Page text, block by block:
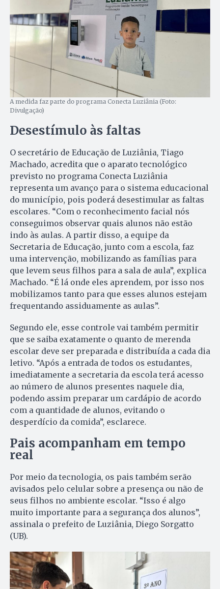
A medida faz parte do programa Conecta Luziânia (Foto:
Divulgação)
Desestímulo às faltas
O secretário de Educação de Luziânia, Tiago
Machado, acredita que o aparato tecnológico
previsto no programa Conecta Luziânia
representa um avanço para o sistema educacional
do município, pois poderá desestimular as faltas
escolares. “Com o reconhecimento facial nós
conseguimos observar quais alunos não estão
indo às aulas. A partir disso, a equipe da
Secretaria de Educação, junto com a escola, faz
uma intervenção, mobilizando as famílias para
que levem seus filhos para a sala de aula”, explica
Machado. “É lá onde eles aprendem, por isso nos
mobilizamos tanto para que esses alunos estejam
frequentando assiduamente as aulas”.
Segundo ele, esse controle vai também permitir
que se saiba exatamente o quanto de merenda
escolar deve ser preparada e distribuída a cada dia
letivo. “Após a entrada de todos os estudantes,
imediatamente a secretaria da escola terá acesso
ao número de alunos presentes naquele dia,
podendo assim preparar um cardápio de acordo
com a quantidade de alunos, evitando o
desperdício da comida”, esclarece.
Pais acompanham em tempo
real
Por meio da tecnologia, os pais também serão
avisados pelo celular sobre a presença ou não de
seus filhos no ambiente escolar. “Isso é algo
muito importante para a segurança dos alunos”,
assinala o prefeito de Luziânia, Diego Sorgatto
(UB).